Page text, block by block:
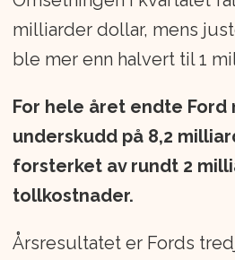
milliarder dollar, mens
ble mer enn halvert til 1
For hele året endte Ford
underskudd på 8,2
forsterket av rundt 2
tollkostnader.
Årsresultatet er Fords